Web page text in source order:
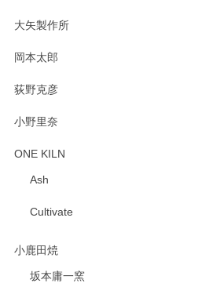
大矢製作所
岡本太郎
荻野克彦
小野里奈
ONE KILN
Ash
Cultivate
小鹿田焼
坂本庸一窯